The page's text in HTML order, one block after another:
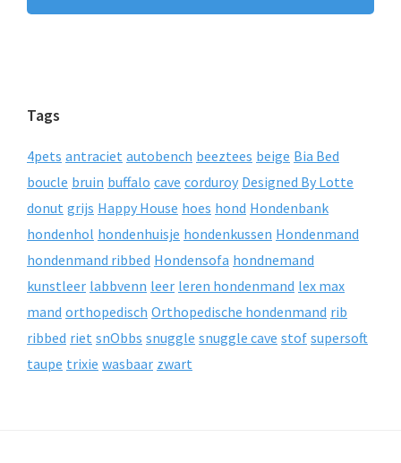
Tags
4pets antraciet autobench beeztees beige Bia Bed
boucle bruin buffalo cave corduroy Designed By Lotte
donut grijs Happy House hoes hond Hondenbank
hondenhol hondenhuisje hondenkussen Hondenmand
hondenmand ribbed Hondensofa hondnemand
kunstleer labbvenn leer leren hondenmand lex max
mand orthopedisch Orthopedische hondenmand rib
ribbed riet snObbs snuggle snuggle cave stof supersoft
taupe trixie wasbaar zwart